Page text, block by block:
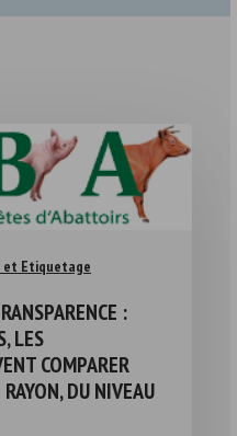
et Etiquetage
:
LES
COMPARER
DU NIVEAU